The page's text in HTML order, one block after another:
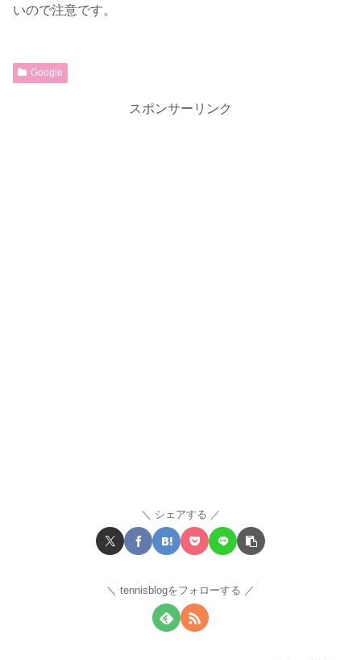
いので注意です。
Google
スポンサーリンク
シェアする
tennisblogをフォローする